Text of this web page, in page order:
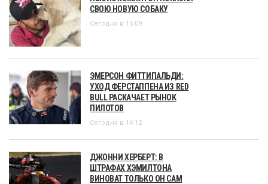
СВОЮ НОВУЮ СОБАКУ
Сегодня в 15:09
ЭМЕРСОН ФИТТИПАЛЬДИ:
УХОД ФЕРСТАППЕНА ИЗ RED
BULL РАСКАЧАЕТ РЫНОК
ПИЛОТОВ
Сегодня в 14:12
ДЖОННИ ХЕРБЕРТ: В
ШТРАФАХ ХЭМИЛТОНА
ВИНОВАТ ТОЛЬКО ОН САМ